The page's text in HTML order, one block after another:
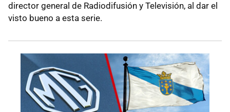
director general de Radiodifusión y Televisión, al dar el
visto bueno a esta serie.